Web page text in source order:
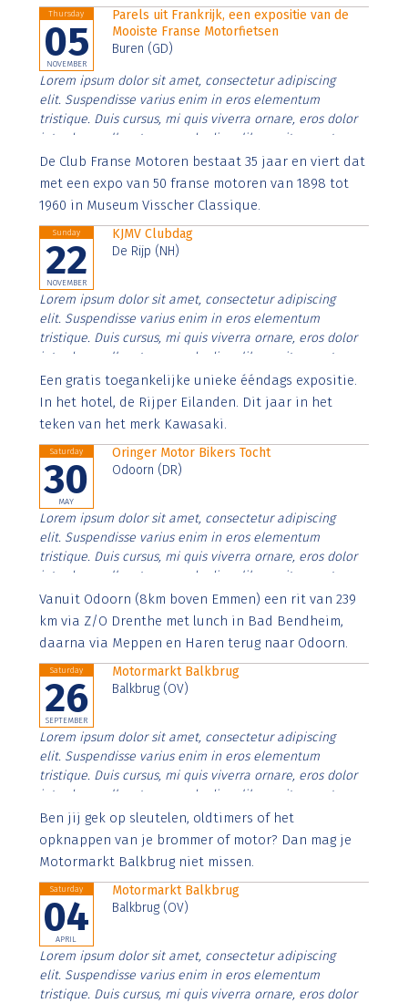
Thursday
05
NOVEMBER
Parels uit Frankrijk, een expositie van de
Mooiste Franse Motorfietsen
Buren (GD)
Lorem ipsum dolor sit amet, consectetur adipiscing
elit. Suspendisse varius enim in eros elementum
tristique. Duis cursus, mi quis viverra ornare, eros dolor
interdum nulla, ut commodo diam libero vitae erat.
Aenean faucibus nibh et justo cursus id rutrum lorem
imperdiet. Nunc ut sem vitae risus tristique posuere.
De Club Franse Motoren bestaat 35 jaar en viert dat
met een expo van 50 franse motoren van 1898 tot
1960 in Museum Visscher Classique.
Sunday
22
NOVEMBER
KJMV Clubdag
De Rijp (NH)
Lorem ipsum dolor sit amet, consectetur adipiscing
elit. Suspendisse varius enim in eros elementum
tristique. Duis cursus, mi quis viverra ornare, eros dolor
interdum nulla, ut commodo diam libero vitae erat.
Aenean faucibus nibh et justo cursus id rutrum lorem
imperdiet. Nunc ut sem vitae risus tristique posuere.
Een gratis toegankelijke unieke ééndags expositie.
In het hotel, de Rijper Eilanden. Dit jaar in het
teken van het merk Kawasaki.
Saturday
30
MAY
Oringer Motor Bikers Tocht
Odoorn (DR)
Lorem ipsum dolor sit amet, consectetur adipiscing
elit. Suspendisse varius enim in eros elementum
tristique. Duis cursus, mi quis viverra ornare, eros dolor
interdum nulla, ut commodo diam libero vitae erat.
Aenean faucibus nibh et justo cursus id rutrum lorem
imperdiet. Nunc ut sem vitae risus tristique posuere.
Vanuit Odoorn (8km boven Emmen) een rit van 239
km via Z/O Drenthe met lunch in Bad Bendheim,
daarna via Meppen en Haren terug naar Odoorn.
Saturday
26
SEPTEMBER
Motormarkt Balkbrug
Balkbrug (OV)
Lorem ipsum dolor sit amet, consectetur adipiscing
elit. Suspendisse varius enim in eros elementum
tristique. Duis cursus, mi quis viverra ornare, eros dolor
interdum nulla, ut commodo diam libero vitae erat.
Aenean faucibus nibh et justo cursus id rutrum lorem
imperdiet. Nunc ut sem vitae risus tristique posuere.
Ben jij gek op sleutelen, oldtimers of het
opknappen van je brommer of motor? Dan mag je
Motormarkt Balkbrug niet missen.
Saturday
04
APRIL
Motormarkt Balkbrug
Balkbrug (OV)
Lorem ipsum dolor sit amet, consectetur adipiscing
elit. Suspendisse varius enim in eros elementum
tristique. Duis cursus, mi quis viverra ornare, eros dolor